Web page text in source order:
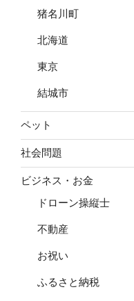
猪名川町
北海道
東京
結城市
ペット
社会問題
ビジネス・お金
ドローン操縦士
不動産
お祝い
ふるさと納税